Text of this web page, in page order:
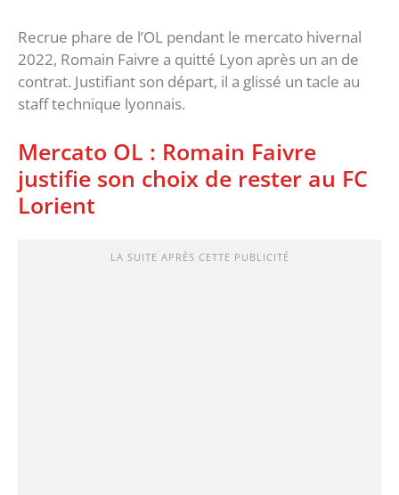
Recrue phare de l’OL pendant le mercato hivernal
2022, Romain Faivre a quitté Lyon après un an de
contrat. Justifiant son départ, il a glissé un tacle au
staff technique lyonnais.
Mercato OL : Romain Faivre
justifie son choix de rester au FC
Lorient
LA SUITE APRÈS CETTE PUBLICITÉ